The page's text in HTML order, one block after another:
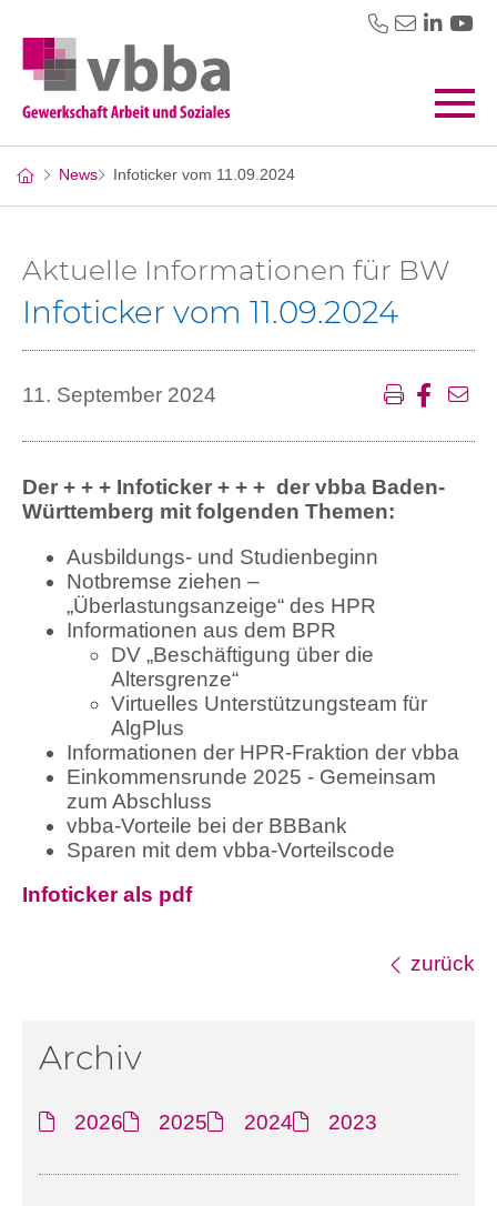
News Infoticker vom 11.09.2024
Aktuelle Informationen für BW
Infoticker vom 11.09.2024
11. September 2024
Der + + + Infoticker + + + der vbba Baden-
Württemberg mit folgenden Themen:
Ausbildungs- und Studienbeginn
Notbremse ziehen –
„Überlastungsanzeige“ des HPR
Informationen aus dem BPR
DV „Beschäftigung über die
Altersgrenze“
Virtuelles Unterstützungsteam für
AlgPlus
Informationen der HPR-Fraktion der vbba
Einkommensrunde 2025 - Gemeinsam
zum Abschluss
vbba-Vorteile bei der BBBank
Sparen mit dem vbba-Vorteilscode
Infoticker als pdf
zurück
Archiv
2026 2025 2024 2023